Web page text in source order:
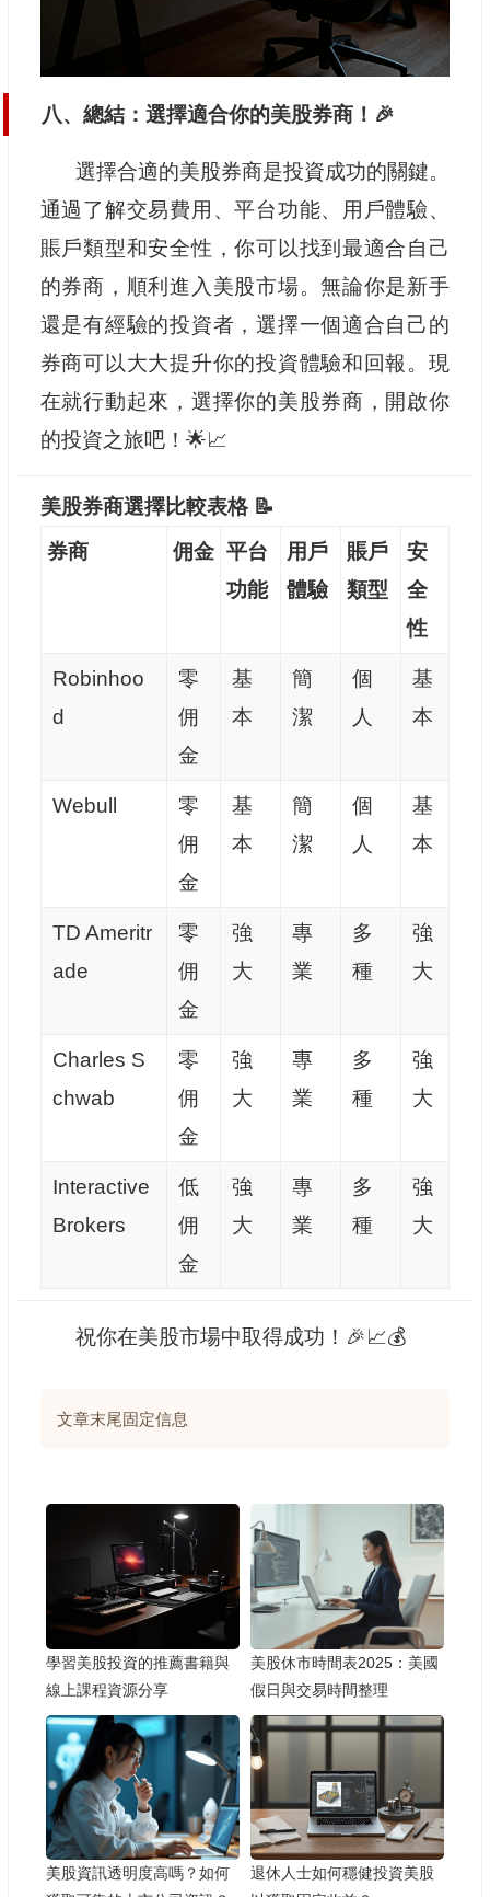
八、總結：選擇適合你的美股券商！🎉
選擇合適的美股券商是投資成功的關鍵。
通過了解交易費用、平台功能、用戶體驗、
賬戶類型和安全性，你可以找到最適合自己
的券商，順利進入美股市場。無論你是新手
還是有經驗的投資者，選擇一個適合自己的
券商可以大大提升你的投資體驗和回報。現
在就行動起來，選擇你的美股券商，開啟你
的投資之旅吧！🌟📈
美股券商選擇比較表格 📝
券商
佣金 平台
功能
用戶
體驗
賬戶
類型
安
全
性
Robinhoo
d
零
佣
金
基
本
簡
潔
個
人
基
本
Webull
零
佣
金
基
本
簡
潔
個
人
基
本
TD Ameritr
ade
零
佣
金
強
大
專
業
多
種
強
大
Charles S
chwab
零
佣
金
強
大
專
業
多
種
強
大
Interactive
Brokers
低
佣
金
強
大
專
業
多
種
強
大
祝你在美股市場中取得成功！🎉📈💰
文章末尾固定信息
學習美股投資的推薦書籍與
線上課程資源分享
美股休市時間表2025：美國
假日與交易時間整理
美股資訊透明度高嗎？如何
退休人士如何穩健投資美股